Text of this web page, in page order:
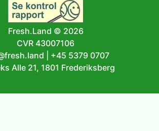
Fresh.Land © 2026
CVR 43007106
+45 5379 0707
Alle 21, 1801 Frederiksberg